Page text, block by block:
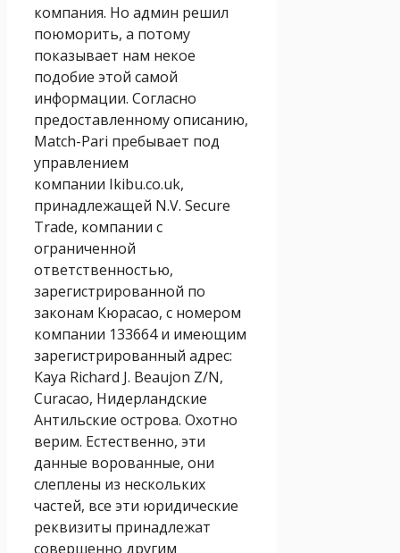
компания. Но админ решил
поюморить, а потому
показывает нам некое
подобие этой самой
информации. Согласно
предоставленному описанию,
Match-Pari пребывает под
управлением
компании Ikibu.co.uk,
принадлежащей N.V. Secure
Trade, компании с
ограниченной
ответственностью,
зарегистрированной по
законам Кюрасао, с номером
компании 133664 и имеющим
зарегистрированный адрес:
Kaya Richard J. Beaujon Z/N,
Curacao, Нидерландские
Антильские острова. Охотно
верим. Естественно, эти
данные ворованные, они
слеплены из нескольких
частей, все эти юридические
реквизиты принадлежат
совершенно другим